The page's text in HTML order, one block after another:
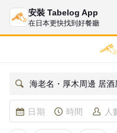
安裝 Tabelog App
在日本更快找到好餐廳
海老名・厚木周邊 居酒
日期 時間 人